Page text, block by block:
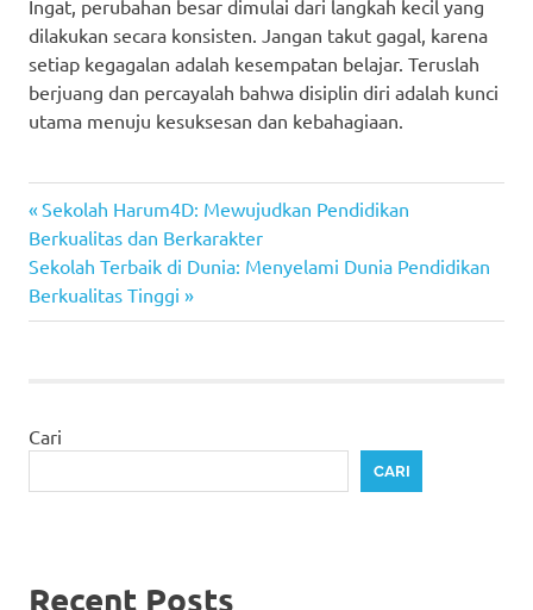
Ingat, perubahan besar dimulai dari langkah kecil yang
dilakukan secara konsisten. Jangan takut gagal, karena
setiap kegagalan adalah kesempatan belajar. Teruslah
berjuang dan percayalah bahwa disiplin diri adalah kunci
utama menuju kesuksesan dan kebahagiaan.
Navigasi
pos
Previous
Post:
Sekolah Harum4D: Mewujudkan Pendidikan
Berkualitas dan Berkarakter
Next
Post:
Sekolah Terbaik di Dunia: Menyelami Dunia Pendidikan
Berkualitas Tinggi
Cari
CARI
Recent Posts